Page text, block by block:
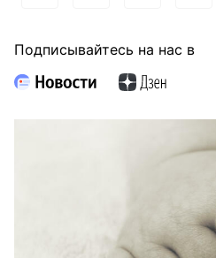
Подписывайтесь на нас в